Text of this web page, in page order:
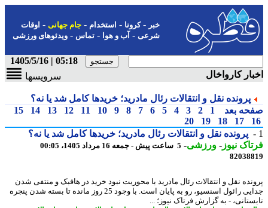
-کرونا-استخدام- جام جهانی-اوقات
شرعی-آب و هوا-تماس-ویدئوهای ورزشی
05:18 | 1405/5/16
کارواخال
سرویسها
پرونده نقل و انتقالات رئال مادرید؛ خریدها کامل شد یا نه؟
بعد
1
2
3
4
5
6
7
8
9
10
11
12
13
14
15
17
18
19
20
پرونده نقل و انتقالات رئال مادرید؛ خریدها کامل شد یا نه؟
نیوز-ورزشی-5 ساعت پیش - جمعه 16 مرداد 1405، 00:05
نقل و انتقالات رئال مادرید با محوریت نبود خرید در هافبک و منتفی شدن
جدایی رائول اسنسیو، رو به پایان است. با وجود 25 روز مانده تا بسته شدن پنجره
- به گزارش فرتاک نیوز؛ ...